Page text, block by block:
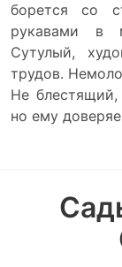
борется со
рукавами в
Сутулый,
трудов.
Не блестящий,
но ему